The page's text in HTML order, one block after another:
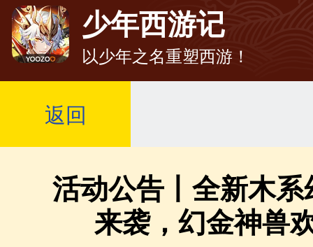
少年西游记
以少年之名重塑西游！
返回
活动公告丨全新木
来袭，幻金神兽